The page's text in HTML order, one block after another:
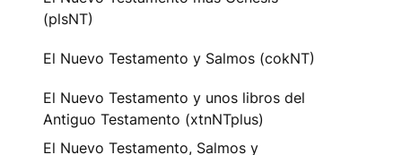
(plsNT)
El Nuevo Testamento y Salmos (cokNT)
El Nuevo Testamento y unos libros del
Antiguo Testamento (xtnNTplus)
El Nuevo Testamento, Salmos y